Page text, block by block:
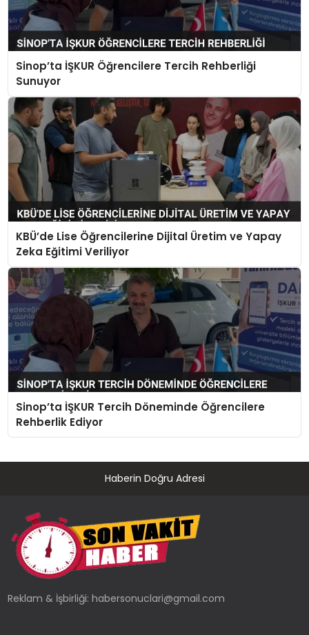
Sinop’ta İŞKUR Öğrencilere Tercih Rehberliği
Sunuyor
KBÜ’de Lise Öğrencilerine Dijital Üretim ve Yapay
Zeka Eğitimi Veriliyor
Sinop’ta İŞKUR Tercih Döneminde Öğrencilere
Rehberlik Ediyor
Haberin Doğru Adresi
Reklam & İşbirliği:habersonuclari@gmail.com